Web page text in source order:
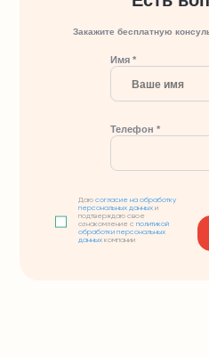
Закажите бесплатную
Имя *
Телефон *
Даюсогласие на обработку
персональных данных и
подтверждаю свое
ознакомление сполитикой
обработки персональных
данных компании